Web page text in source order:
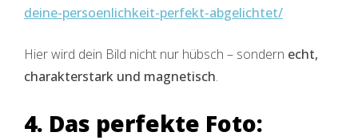
deine-persoenlichkeit-perfekt-abgelichtet/
Hier wird dein Bild nicht nur hübsch – sondern echt,
charakterstark und magnetisch.
4. Das perfekte Foto: